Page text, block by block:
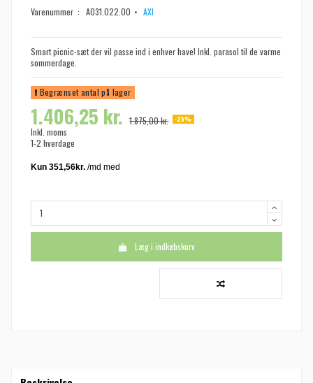
Varenummer : A031.022.00 AXI
Smart picnic-sæt der vil passe ind i enhver have! Inkl. parasol til de varme
sommerdage.
Begrænset antal på lager
1.406,25 kr. 1.875,00 kr. -25%
Inkl. moms
1-2 hverdage
Læg i indkøbskurv